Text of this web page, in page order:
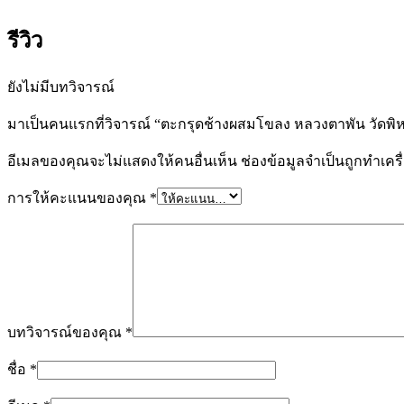
รีวิว
ยังไม่มีบทวิจารณ์
มาเป็นคนแรกที่วิจารณ์ “ตะกรุดช้างผสมโขลง หลวงตาพัน วัดพิ
อีเมลของคุณจะไม่แสดงให้คนอื่นเห็น ช่องข้อมูลจำเป็นถูกทำเค
การให้คะแนนของคุณ *
บทวิจารณ์ของคุณ *
ชื่อ *